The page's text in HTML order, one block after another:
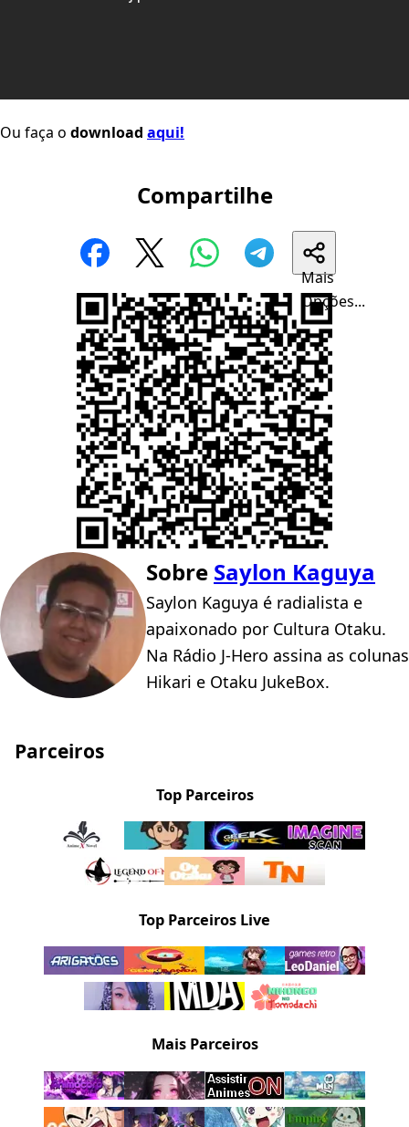
Ou faça o download aqui!
Compartilhe
Mais
Opções...
Sobre Saylon Kaguya
Saylon Kaguya é radialista e
apaixonado por Cultura Otaku.
Na Rádio J-Hero assina as colunas
Hikari e Otaku JukeBox.
Parceiros
Top Parceiros
Top Parceiros Live
Mais Parceiros